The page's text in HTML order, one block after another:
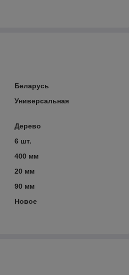
Беларусь
Универсальная
Дерево
6 шт.
400 мм
20 мм
90 мм
Новое